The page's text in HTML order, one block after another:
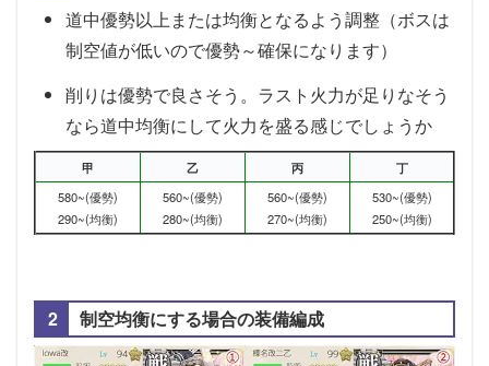
道中優勢以上または均衡となるよう調整（ボスは
制空値が低いので優勢～確保になります）
削りは優勢で良さそう。ラスト火力が足りなそう
なら道中均衡にして火力を盛る感じでしょうか
甲 乙 丙
丁
580~(優勢)
290~(均衡)
560~(優勢)
280~(均衡)
560~(優勢)
270~(均衡)
530~(優勢)
250~(均衡)
制空均衡にする場合の装備編成